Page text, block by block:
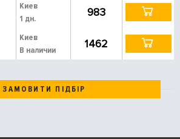
Киев
1 дн.
983
Киев
В наличии
1462
ЗАМОВИТИ ПІДБІР